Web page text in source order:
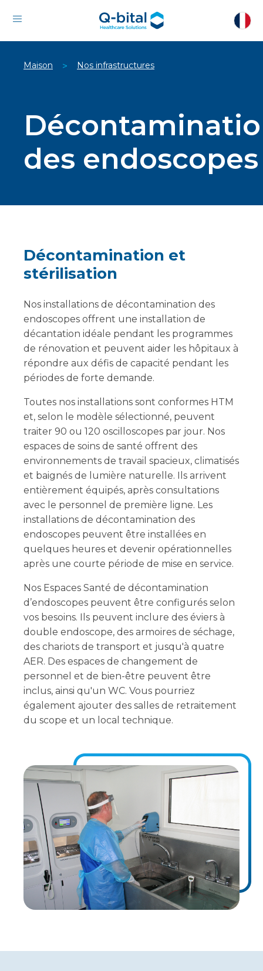
Maison > Nos infrastructures
des endoscopes
Décontamination et
stérilisation
Nos installations de décontamination des
endoscopes offrent une installation de
décantation idéale pendant les programmes
de rénovation et peuvent aider les hôpitaux à
répondre aux défis de capacité pendant les
périodes de forte demande.
Toutes nos installations sont conformes HTM
et, selon le modèle sélectionné, peuvent
traiter 90 ou 120 oscilloscopes par jour. Nos
espaces de soins de santé offrent des
environnements de travail spacieux, climatisés
et baignés de lumière naturelle. Ils arrivent
entièrement équipés, après consultations
avec le personnel de première ligne. Les
installations de décontamination des
endoscopes peuvent être installées en
quelques heures et devenir opérationnelles
après une courte période de mise en service.
Nos Espaces Santé de décontamination
d’endoscopes peuvent être configurés selon
vos besoins. Ils peuvent inclure des éviers à
double endoscope, des armoires de séchage,
des chariots de transport et jusqu'à quatre
AER. Des espaces de changement de
personnel et de bien-être peuvent être
inclus, ainsi qu'un WC. Vous pourriez
également ajouter des salles de retraitement
du scope et un local technique.